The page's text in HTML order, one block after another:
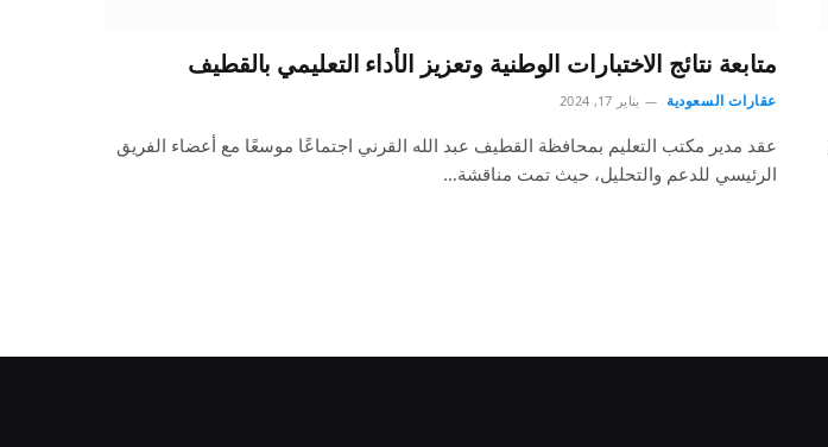
متابعة نتائج الاختبارات الوطنية وتعزيز الأداء التعليمي بالقطيف
عقارات السعودية يناير 17, 2024
عقد مدير مكتب التعليم بمحافظة القطيف عبد الله القرني اجتماعًا موسعًا مع أعضاء الفريق
الرئيسي للدعم والتحليل، حيث تمت مناقشة…